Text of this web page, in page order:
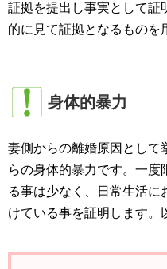
証拠を提出し事実として証
的に見て証拠となるものを
身体的暴力
妻側からの離婚原因として
らの身体的暴力です。一
る事は少なく、日常生活に
けている事を証明します。